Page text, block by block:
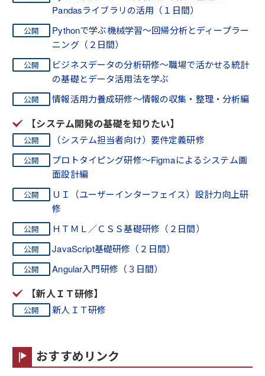
Pandasライブラリの活用（１日間）
Pythonで学ぶ機械学習～回帰分析とディープラー
ニング（２日間）
ビジネスデータの分析研修～職場で活かせる統計
の基礎とデータ活用法を学ぶ
情報活用力養成研修～情報の収集・整理・分析編
【システム開発の基礎を知りたい】
（システム担当者向け）要件定義研修
プロトタイピング研修～Figmaによるシステム画
面設計編
ＵＩ（ユーザーインターフェイス）設計力向上研
修
ＨＴＭＬ／ＣＳＳ基礎研修（２日間）
JavaScript基礎研修（２日間）
Angular入門研修（３日間）
【新人ＩＴ研修】
新人ＩＴ研修
おすすめリンク